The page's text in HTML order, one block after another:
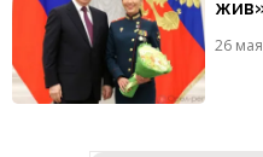
26 мая